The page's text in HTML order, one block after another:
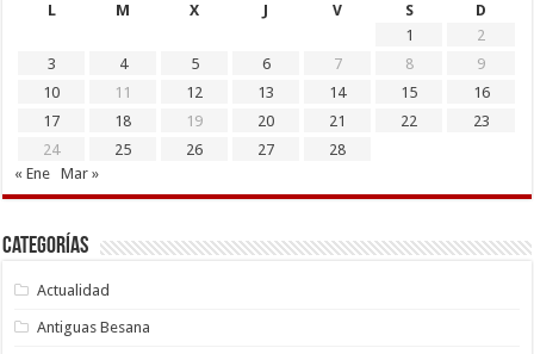
L
M X J V S
D
1
2
3
4 5 6 7 8
9
10
11 12 13 14 15
16
17
18 19 20 21 22
23
24
25 26 27
28
« Ene
Mar »
Categorías
Actualidad
Antiguas Besana